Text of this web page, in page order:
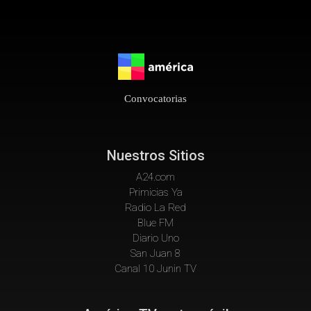
Convocatorias
Nuestros Sitios
A24.com
Primicias Ya
Radio La Red
Blue FM
Diario Uno
San Juan 8
Canal 10 Junin TV